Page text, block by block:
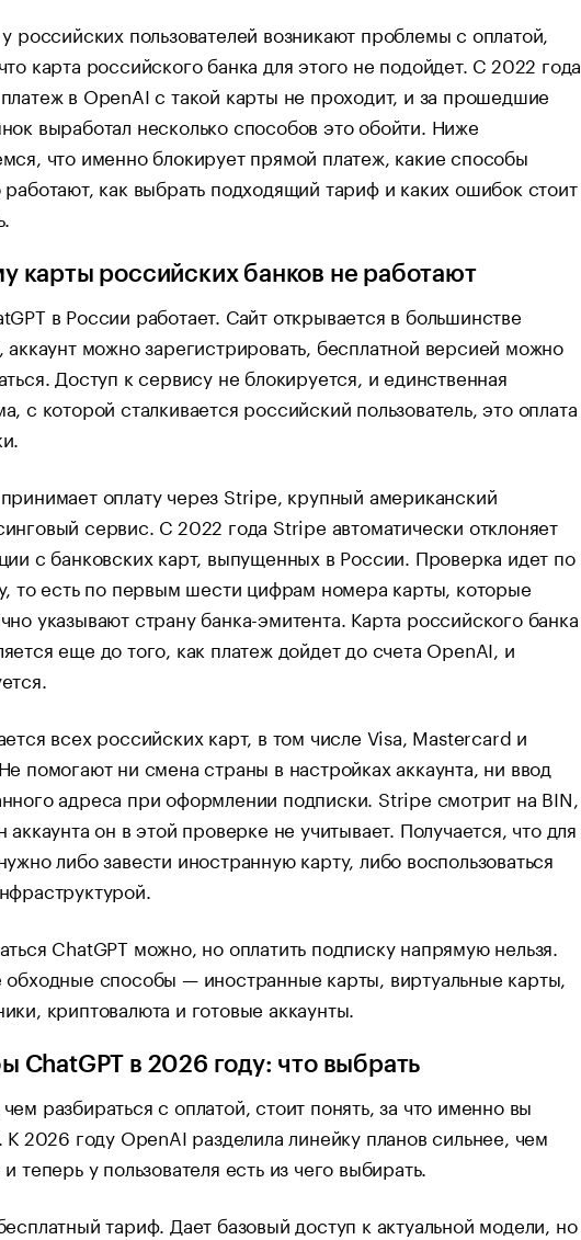
российских пользователей возникают проблемы с оплатой,
карта российского банка для этого не подойдет. С 2022 года
в OpenAI с такой карты не проходит, и за прошедшие
выработал несколько способов это обойти. Ниже
что именно блокирует прямой платеж, какие способы
работают, как выбрать подходящий тариф и каких ошибок стоит
карты российских банков не работают
в России работает. Сайт открывается в большинстве
аккаунт можно зарегистрировать, бесплатной версией можно
Доступ к сервису не блокируется, и единственная
с которой сталкивается российский пользователь, это оплата
оплату через Stripe, крупный американский
сервис. С 2022 года Stripe автоматически отклоняет
с банковских карт, выпущенных в России. Проверка идет по
то есть по первым шести цифрам номера карты, которые
указывают страну банка-эмитента. Карта российского банка
еще до того, как платеж дойдет до счета OpenAI, и
всех российских карт, в том числе Visa, Mastercard и
помогают ни смена страны в настройках аккаунта, ни ввод
адреса при оформлении подписки. Stripe смотрит на BIN,
аккаунта он в этой проверке не учитывает. Получается, что для
либо завести иностранную карту, либо воспользоваться
ChatGPT можно, но оплатить подписку напрямую нельзя.
обходные способы — иностранные карты, виртуальные карты,
криптовалюта и готовые аккаунты.
ChatGPT в 2026 году: что выбрать
разбираться с оплатой, стоит понять, за что именно вы
К 2026 году OpenAI разделила линейку планов сильнее, чем
теперь у пользователя есть из чего выбирать.
тариф. Дает базовый доступ к актуальной модели, но